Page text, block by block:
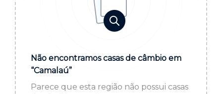
BROKER DE OFERTAS
ou cadastre-se se ainda não tem registro:
Não encontramos casas de câmbio em
“Camalaú”
Parece que esta região não possui casas